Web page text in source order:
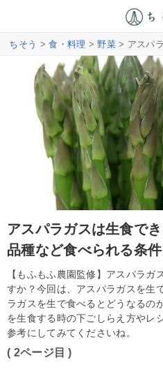
ちそう >食・料理 >野菜> アスパ
アスパラガスは生食で
品種など食べられる条件
【もふもふ農園監修】アスパラガ
すか？今回は、アスパラガスを生
ラガスを生で食べるとどうなるの
を生食する時の下ごしらえ方やレ
参考にしてみてくださいね。
( 2ページ目 )